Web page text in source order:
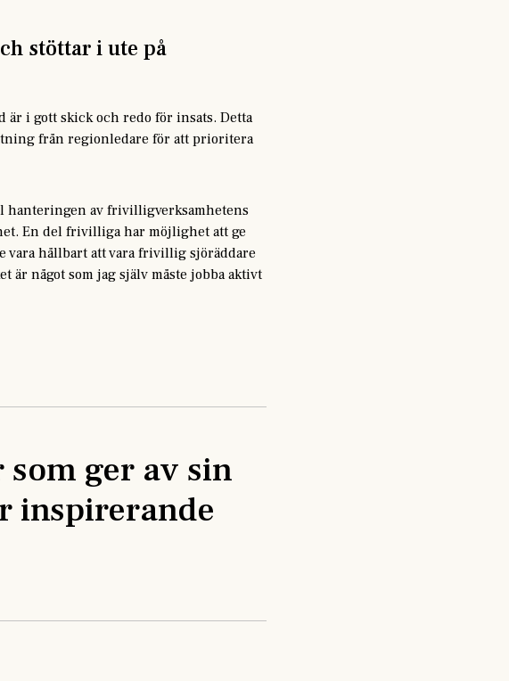
stöttar i ute på
i gott skick och redo för insats. Detta
från regionledare för att prioritera
hanteringen av frivilligverksamhetens
En del frivilliga har möjlighet att ge
vara hållbart att vara frivillig sjöräddare
något som jag själv måste jobba aktivt
ger av sin
inspirerande